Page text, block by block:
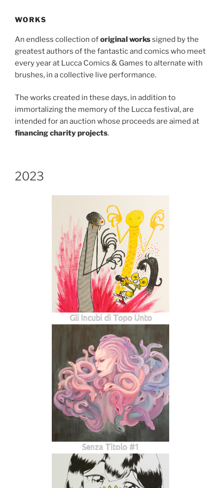
WORKS
An endless collection oforiginal workssigned by the
greatest authors of the fantastic and comics who meet
every year at Lucca Comics & Games to alternate with
brushes, in a collective live performance.
The works created in these days, in addition to
immortalizing the memory of the Lucca festival, are
intended for an auction whose proceeds are aimed at
financing charity projects.
2023
Gli Incubi di Topo Unto
Senza Titolo #1